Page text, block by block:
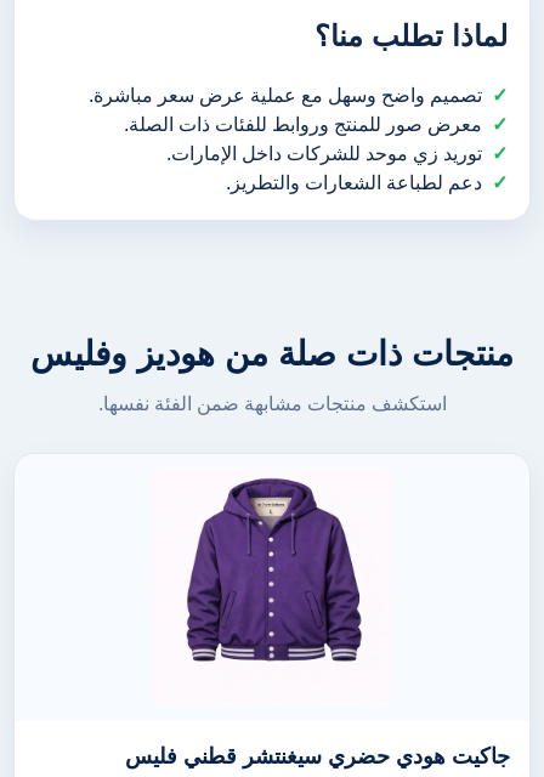
لماذا تطلب منا؟
تصميم واضح وسهل مع عملية عرض سعر مباشرة.
معرض صور للمنتج وروابط للفئات ذات الصلة.
توريد زي موحد للشركات داخل الإمارات.
دعم لطباعة الشعارات والتطريز.
منتجات ذات صلة من هوديز وفليس
استكشف منتجات مشابهة ضمن الفئة نفسها.
جاكيت هودي حضري سيغنتشر قطني فليس